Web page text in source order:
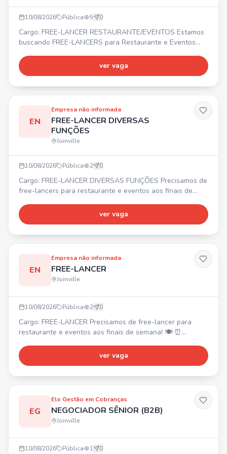
10/08/2026 Pública 5 0
Cargo: FREE-LANCER RESTAURANTE/EVENTOS Estamos
buscando FREE-LANCERS para Restaurante e Eventos
Atendente, Garçom, Chapeiro, Barman, Caixa, Auxiliar de
Limpeza. 💰 Diária: R$ 180,00 (10:30 às 16:30) ou R$
ver vaga
EN
Empresa não informada
FREE-LANCER DIVERSAS
FUNÇÕES
Joinville
10/08/2026 Pública 2 0
Cargo: FREE-LANCER DIVERSAS FUNÇÕES Precisamos de
free-lancers para restaurante e eventos aos finais de
Atendente - Garçom - Chapeiro - Barman - Caixa -
Auxiliar de Limpeza ⏰ Horários: Diurno: 10:30 às 16:30
ver vaga
EN
Empresa não informada
FREE-LANCER
Joinville
10/08/2026 Pública 2 0
Cargo: FREE-LANCER Precisamos de free-lancer para
restaurante e eventos aos finais de semana! 🍽️ ⏰
00:30 💰 Diárias: • Diurno: R$180,00 • Noturno: R$200,00
Buscamos para as funções de: Lavador de pratos,
ver vaga
EG
Elo Gestão em Cobranças
NEGOCIADOR SÊNIOR (B2B)
Joinville
10/08/2026 Pública 1 0